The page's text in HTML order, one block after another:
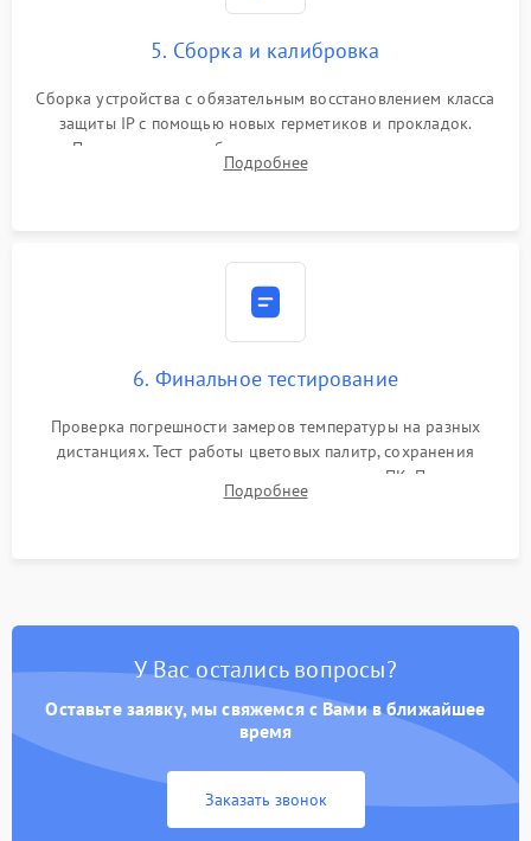
5. Сборка и калибровка
Сборка устройства с обязательным восстановлением класса
защиты IP с помощью новых герметиков и прокладок.
Программная калибровка матрицы по эталонному
абсолютно черному телу для точного измерения температур.
Подробнее
6. Финальное тестирование
Проверка погрешности замеров температуры на разных
дистанциях. Тест работы цветовых палитр, сохранения
термограмм в память и передачи данных на ПК. Проверка
автономности работы и итоговый контроль качества.
Подробнее
У Вас остались вопросы?
Оставьте заявку, мы свяжемся с Вами в ближайшее
время
Заказать звонок